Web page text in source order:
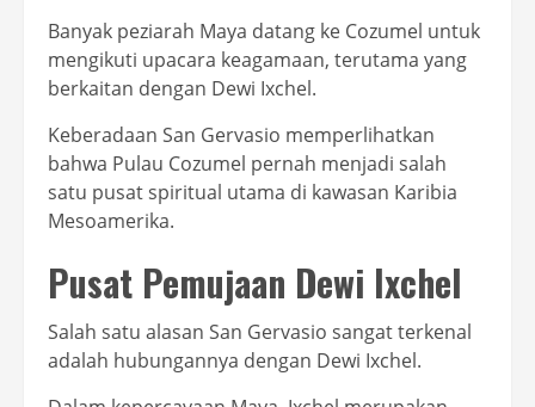
Banyak peziarah Maya datang ke Cozumel untuk
mengikuti upacara keagamaan, terutama yang
berkaitan dengan Dewi Ixchel.
Keberadaan San Gervasio memperlihatkan
bahwa Pulau Cozumel pernah menjadi salah
satu pusat spiritual utama di kawasan Karibia
Mesoamerika.
Pusat Pemujaan Dewi Ixchel
Salah satu alasan San Gervasio sangat terkenal
adalah hubungannya dengan Dewi Ixchel.